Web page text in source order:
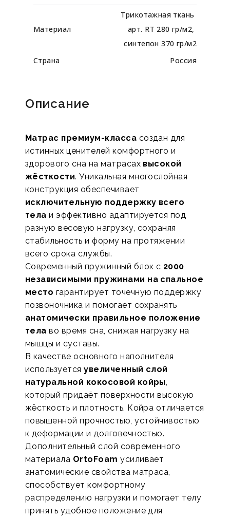
Материал
Трикотажная ткань
арт. RT 280 гр/м2,
синтепон 370 гр/м2
Страна
Россия
Описание
Матрас премиум-класса создан для
истинных ценителей комфортного и
здорового сна на матрасах высокой
жёсткости. Уникальная многослойная
конструкция обеспечивает
исключительную поддержку всего
тела и эффективно адаптируется под
разную весовую нагрузку, сохраняя
стабильность и форму на протяжении
всего срока службы.
Современный пружинный блок с 2000
независимыми пружинами на спальное
место гарантирует точечную поддержку
позвоночника и помогает сохранять
анатомически правильное положение
тела во время сна, снижая нагрузку на
мышцы и суставы.
В качестве основного наполнителя
используетсяувеличенный слой
натуральной кокосовой койры,
который придаёт поверхности высокую
жёсткость и плотность. Койра отличается
повышенной прочностью, устойчивостью
к деформации и долговечностью.
Дополнительный слой современного
материала OrtoFoam усиливает
анатомические свойства матраса,
способствует комфортному
распределению нагрузки и помогает телу
принять удобное положение для